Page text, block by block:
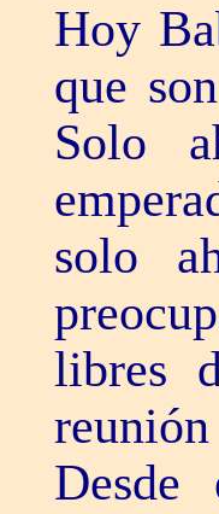
Hoy
que
Solo
solo
libres